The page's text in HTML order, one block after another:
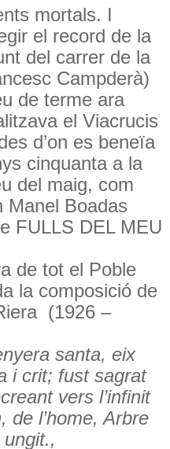
mortals. I
el record de la
del carrer de la
Campderà)
de terme ara
el Viacrucis
d’on es beneïa
cinquanta a la
del maig, com
Manel Boadas
FULLS DEL MEU
de tot el Poble
la composició de
(1926 –
santa, eix
i crit; fust sagrat
vers l’infinit
de l’home, Arbre